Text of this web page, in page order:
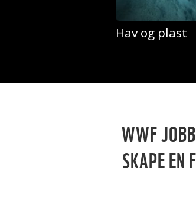
Hav og plast
WWF
SKAPE EN